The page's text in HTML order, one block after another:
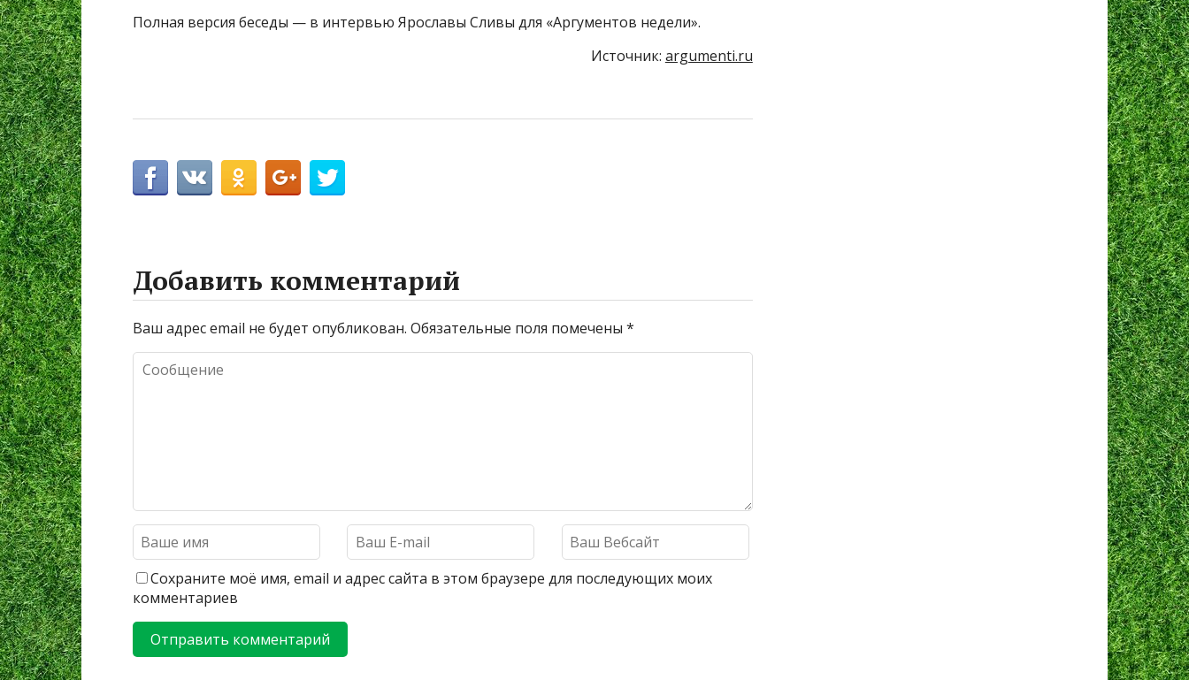
Полная версия беседы — в интервью Ярославы Сливы для «Аргументов недели».
Источник: argumenti.ru
Добавить комментарий
Ваш адрес email не будет опубликован. Обязательные поля помечены *
Сохраните моё имя, email и адрес сайта в этом браузере для последующих моих
комментариев